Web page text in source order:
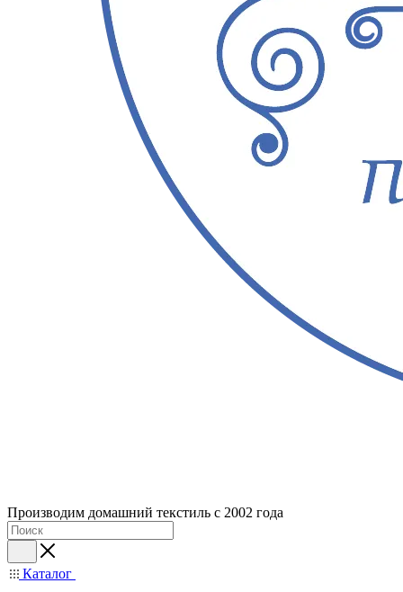
Производим домашний текстиль с 2002 года
Каталог